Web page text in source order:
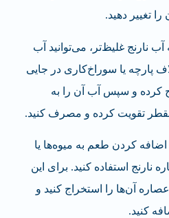
تغییر دهید.
آب نارنج غلیظ‌تر، می‌توانید آب
پارچه یا سوراخ‌کاری در جایی
کرده و سپس آب آن را به
تقویت کرده و مصرف کنید.
اضافه کردن طعم به میوه‌ها یا
نارنج استفاده کنید. برای این
آن‌ها را استخراج کنید و
کنید.